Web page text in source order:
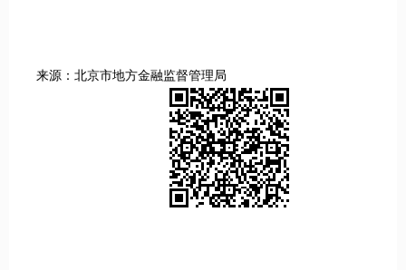
来源：北京市地方金融监督管理局